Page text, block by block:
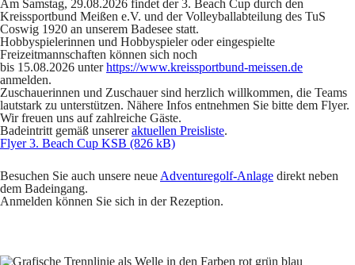
Am Samstag, 29.08.2026 findet der3. Beach Cup durch den
Kreissportbund Meißen e.V. und der Volleyballabteilung des TuS
Coswig 1920 an unserem Badesee statt.
Hobbyspielerinnen und Hobbyspieler oder eingespielte
Freizeitmannschaften können sich noch
bis 15.08.2026 unterhttps://www.kreissportbund-meissen.de
anmelden.
Zuschauerinnen und Zuschauer sind herzlich willkommen, die Teams
lautstark zu unterstützen. Nähere Infos entnehmen Sie bitte dem Flyer.
Wir freuen uns auf zahlreiche Gäste.
Badeintritt gemäß unsereraktuellen Preisliste.
Flyer 3. Beach Cup KSB (826 kB)
Besuchen Sie auch unsere neue Adventuregolf-Anlage direkt neben
dem Badeingang.
Anmelden können Sie sich in der Rezeption.